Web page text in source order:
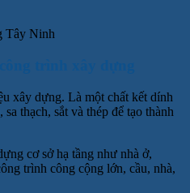
Tây Ninh
xây dựng. Là một chất kết dính
thạch, sắt và thép để tạo thành
cơ sở hạ tầng như nhà ở,
trình công cộng lớn, cầu, nhà,